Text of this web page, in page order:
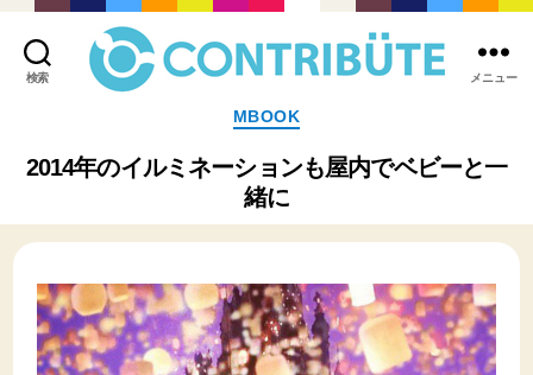
検索
式
社
コ
ン
ト
ビ
ュ
ー
ト
メニュー
カ
テ
ゴ
リ
ー
MBOOK
2014年のイルミネーションも屋内でベビーと一
緒に